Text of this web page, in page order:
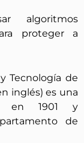
algoritmos
proteger a
Tecnología de
inglés) es una
en 1901 y
de